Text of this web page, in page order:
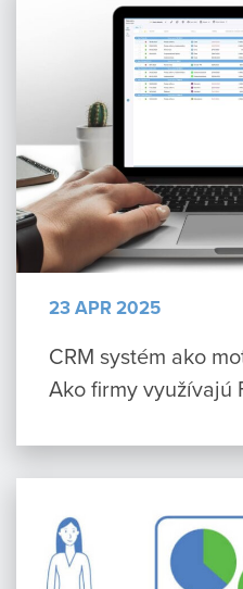
23 APR 2025
CRM systém ako
Ako firmy využívajú